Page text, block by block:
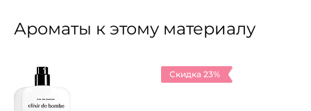
Ароматы к этому материалу
Скидка 23%